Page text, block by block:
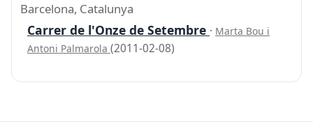
Barcelona, Catalunya
Carrer de l'Onze de Setembre · Marta Bou i
Antoni Palmarola (2011-02-08)